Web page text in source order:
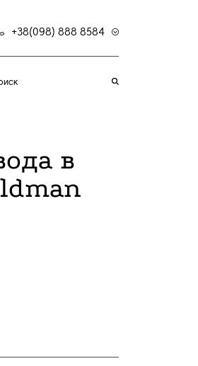
+38(098) 888 8584
в